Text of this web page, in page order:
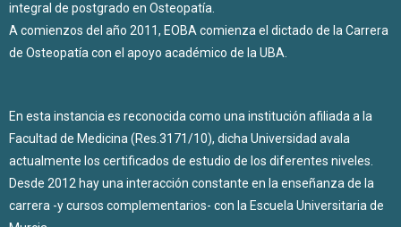
integral de postgrado en Osteopatía.
A comienzos del año 2011, EOBA comienza el dictado de la Carrera
de Osteopatía con el apoyo académico de la UBA.
En esta instancia es reconocida como una institución afiliada a la
Facultad de Medicina (Res.3171/10), dicha Universidad avala
actualmente los certificados de estudio de los diferentes niveles.
Desde 2012 hay una interacción constante en la enseñanza de la
carrera -y cursos complementarios- con la Escuela Universitaria de